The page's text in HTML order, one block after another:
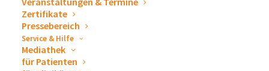
Zertifikate
Pressebereich
Service & Hilfe
Mediathek
für Patienten
dankte für das Engagement im vergangenen Jahr
stimmte mit herzlichen Worten auf einen festlichen
undmagischen Sommerabend